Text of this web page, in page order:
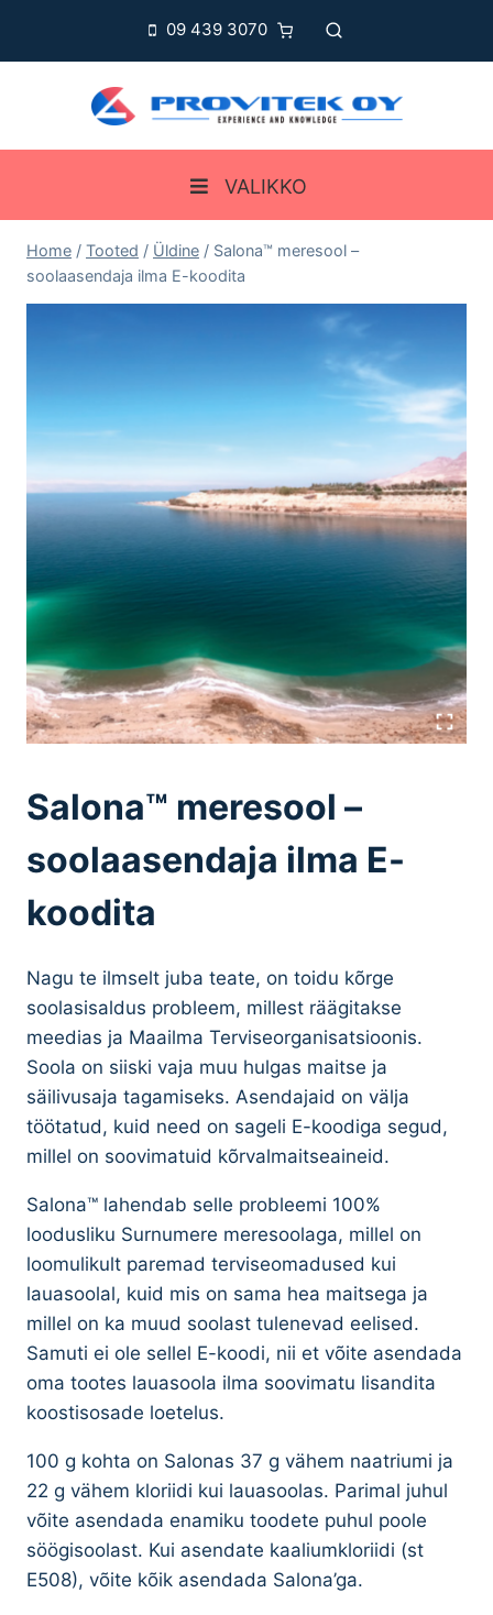
09 439 3070
VALIKKO
Home / Tooted / Üldine / Salona™ meresool –
soolaasendaja ilma E-koodita
Salona™ meresool –
soolaasendaja ilma E-
koodita
Nagu te ilmselt juba teate, on toidu kõrge
soolasisaldus probleem, millest räägitakse
meedias ja Maailma Terviseorganisatsioonis.
Soola on siiski vaja muu hulgas maitse ja
säilivusaja tagamiseks. Asendajaid on välja
töötatud, kuid need on sageli E-koodiga segud,
millel on soovimatuid kõrvalmaitseaineid.
Salona™ lahendab selle probleemi 100%
loodusliku Surnumere meresoolaga, millel on
loomulikult paremad terviseomadused kui
lauasoolal, kuid mis on sama hea maitsega ja
millel on ka muud soolast tulenevad eelised.
Samuti ei ole sellel E-koodi, nii et võite asendada
oma tootes lauasoola ilma soovimatu lisandita
koostisosade loetelus.
100 g kohta on Salonas 37 g vähem naatriumi ja
22 g vähem kloriidi kui lauasoolas. Parimal juhul
võite asendada enamiku toodete puhul poole
söögisoolast. Kui asendate kaaliumkloriidi (st
E508), võite kõik asendada Salona’ga.